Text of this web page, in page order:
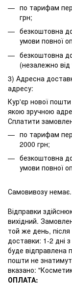
по тарифам
грн;
безкоштовна
умови повної
безкоштовна
(незалежно
3) Адресна
адресу:
Кур'єр нової
якою зручною
Сплатити
по тарифам
2000 грн;
безкоштовна
умови повної
Самовивозу немає.
Відправки
вихідний.
той же день,
доставки: 1-2 дні
буде відправлена
пошти не
вказано:
ОПЛАТА: